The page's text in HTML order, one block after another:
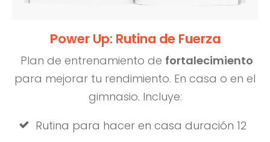
Power Up: Rutina de Fuerza
Plan de entrenamiento de fortalecimiento
para mejorar tu rendimiento. En casa o en el
gimnasio. Incluye:
Rutina para hacer en casa duración 12